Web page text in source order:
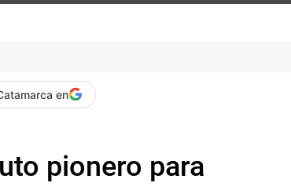
en
pionero para